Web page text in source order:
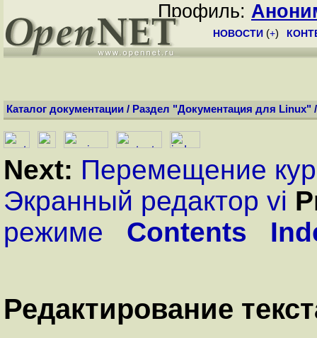
Профиль:
НОВОСТИ (+)
Каталог документации / Раздел "Документация для Linux"
Next: Перемещение
Экранный редактор vi
режиме
Contents
Редактирование